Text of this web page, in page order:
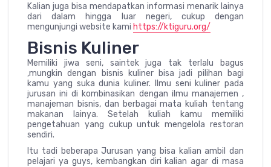
Kalian juga bisa mendapatkan informasi menarik lainya
dari dalam hingga luar negeri, cukup dengan
mengunjungi website kami https://ktiguru.org/
Bisnis Kuliner
Memiliki jiwa seni, saintek juga tak terlalu bagus
,mungkin dengan bisnis kuliner bisa jadi pilihan bagi
kamu yang suka dunia kuliner. Ilmu seni kuliner pada
jurusan ini di kombinasikan dengan ilmu manajemen ,
manajeman bisnis, dan berbagai mata kuliah tentang
makanan lainya. Setelah kuliah kamu memiliki
pengetahuan yang cukup untuk mengelola restoran
sendiri.
Itu tadi beberapa Jurusan yang bisa kalian ambil dan
pelajari ya guys, kembangkan diri kalian agar di masa